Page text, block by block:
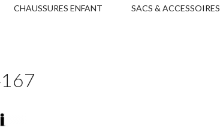
CHAUSSURES ENFANT SACS & ACCESSOIRES